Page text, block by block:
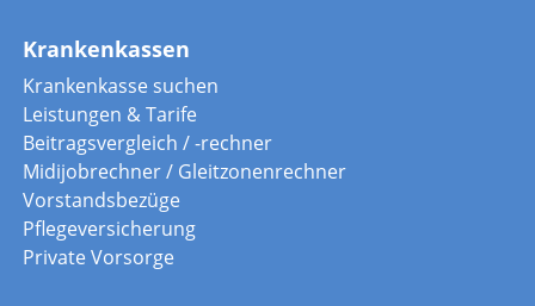
Krankenkassen
Krankenkasse suchen
Leistungen & Tarife
Beitragsvergleich / -rechner
Midijobrechner / Gleitzonenrechner
Vorstandsbezüge
Pflegeversicherung
Private Vorsorge